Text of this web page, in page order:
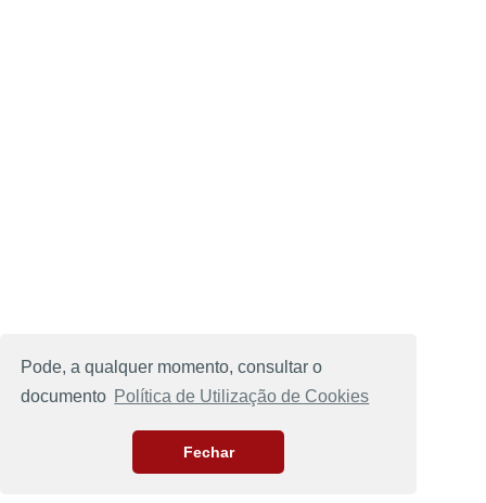
Pode, a qualquer momento, consultar o
documento Política de Utilização de Cookies
Fechar